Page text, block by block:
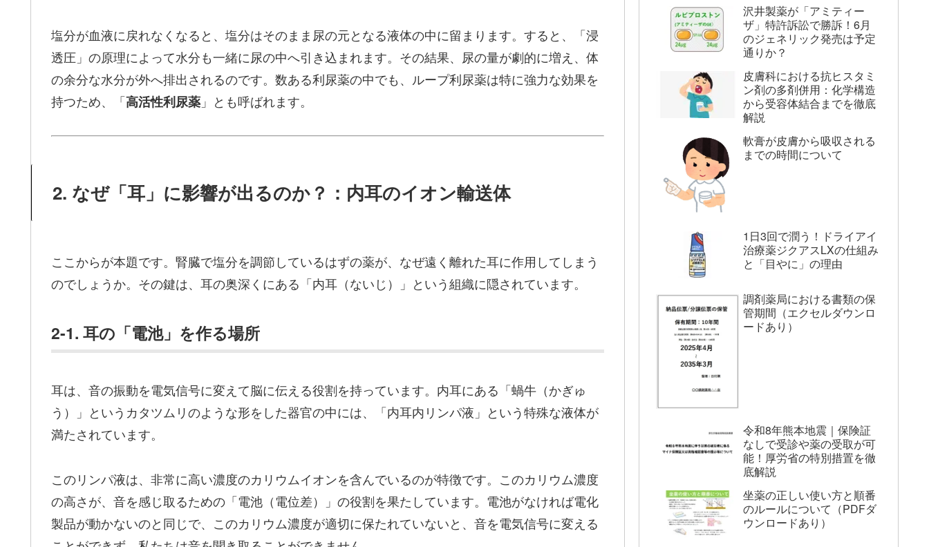
塩分が血液に戻れなくなると、塩分はそのまま尿の元となる液体の中に留まります。すると、「浸
透圧」の原理によって水分も一緒に尿の中へ引き込まれます。その結果、尿の量が劇的に増え、体
の余分な水分が外へ排出されるのです。数ある利尿薬の中でも、ループ利尿薬は特に強力な効果を
持つため、「高活性利尿薬 」とも呼ばれます。
2. なぜ「耳」に影響が出るのか？：内耳のイオン輸送体
ここからが本題です。腎臓で塩分を調節しているはずの薬が、なぜ遠く離れた耳に作用してしまう
のでしょうか。その鍵は、耳の奥深くにある「内耳（ないじ）」という組織に隠されています。
2-1. 耳の「電池」を作る場所
耳は、音の振動を電気信号に変えて脳に伝える役割を持っています。内耳にある「蝸牛（かぎゅ
う）」というカタツムリのような形をした器官の中には、「内耳内リンパ液」という特殊な液体が
満たされています。
このリンパ液は、非常に高い濃度のカリウムイオンを含んでいるのが特徴です。このカリウム濃度
の高さが、音を感じ取るための「電池（電位差）」の役割を果たしています。電池がなければ電化
製品が動かないのと同じで、このカリウム濃度が適切に保たれていないと、音を電気信号に変える
沢井製薬が「アミティー
ザ」特許訴訟で勝訴！6月
のジェネリック発売は予定
通りか？
皮膚科における抗ヒスタミ
ン剤の多剤併用：化学構造
から受容体結合までを徹底
解説
軟膏が皮膚から吸収される
までの時間について
1日3回で潤う！ドライアイ
治療薬ジクアスLXの仕組み
と「目やに」の理由
調剤薬局における書類の保
管期間（エクセルダウンロ
ードあり）
令和8年熊本地震｜保険証
なしで受診や薬の受取が可
能！厚労省の特別措置を徹
底解説
坐薬の正しい使い方と順番
のルールについて（PDFダ
ウンロードあり）